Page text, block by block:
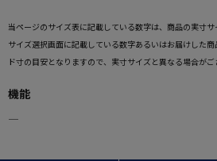
当ページのサイズ表に記載している数字は、商品の実寸サ
サイズ選択画面に記載している数字あるいはお届けした
ド寸の目安となりますので、実寸サイズと異なる場合がご
機能
―